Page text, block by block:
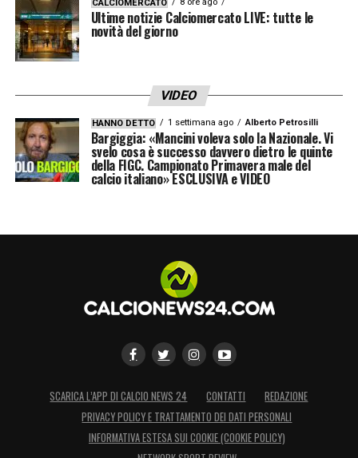
CALCIOMERCATO
Ultime notizie Calciomercato LIVE: tutte le
novità del giorno
VIDEO
HANNO DETTO 1 settimana ago Alberto Petrosilli
Bargiggia: «Mancini voleva solo la Nazionale. Vi
svelo cosa è successo davvero dietro le quinte
della FIGC. Campionato Primavera male del
calcio italiano» ESCLUSIVA e VIDEO
SCARICA L’APP DI CALCIO NEWS 24 CONTATTI
REDAZIONE
PRIVACY POLICY E TRATTAMENTO DEI DATI PERSONALI
INFORMATIVA ESTESA SUI COOKIE (COOKIE POLICY)